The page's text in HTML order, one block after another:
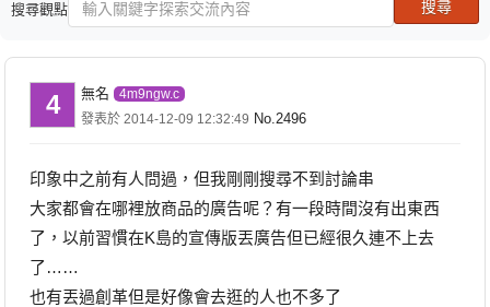
搜尋觀點
4 無名 4m9ngw.c
發表於 2014-12-09 12:32:49 No.2496
印象中之前有人問過，但我剛剛搜尋不到討論串
大家都會在哪裡放商品的廣告呢？有一段時間沒有出東西
了，以前習慣在K島的宣傳版丟廣告但已經很久連不上去
了……
也有丟過創革但是好像會去逛的人也不多了